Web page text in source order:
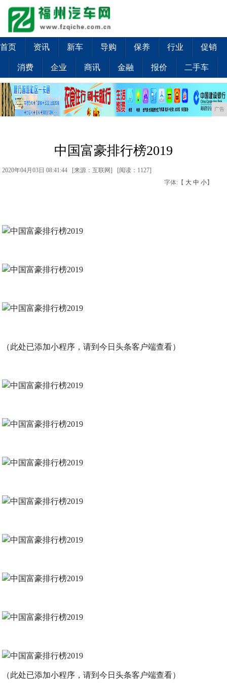
首页 资讯 新车 导购 保养 行业 促销
消费 企业 商讯 金融 报价 二手车
广告
中国富豪排行榜2019
2020年04月03日 08:41:44 [来源：互联网] [阅读：1127]
字体:【 大 中 小】
（此处已添加小程序，请到今日头条客户端查看）
（此处已添加小程序，请到今日头条客户端查看）